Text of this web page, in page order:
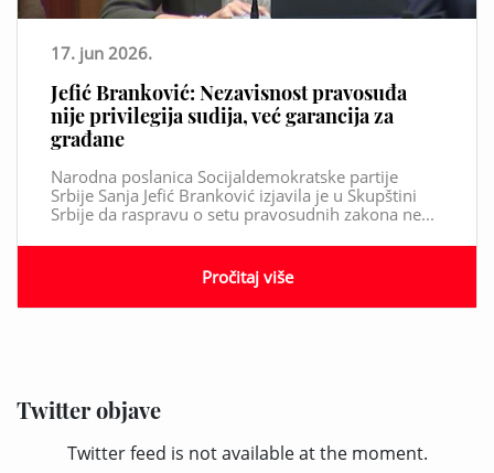
Twitter objave
Twitter feed is not available at the moment.
17. jun 2026.
Jefić Branković: Nezavisnost pravosuđa
nije privilegija sudija, već garancija za
građane
Narodna poslanica Socijaldemokratske partije
Srbije Sanja Jefić Branković izjavila je u Skupštini
Srbije da raspravu o setu pravosudnih zakona ne...
Pročitaj više